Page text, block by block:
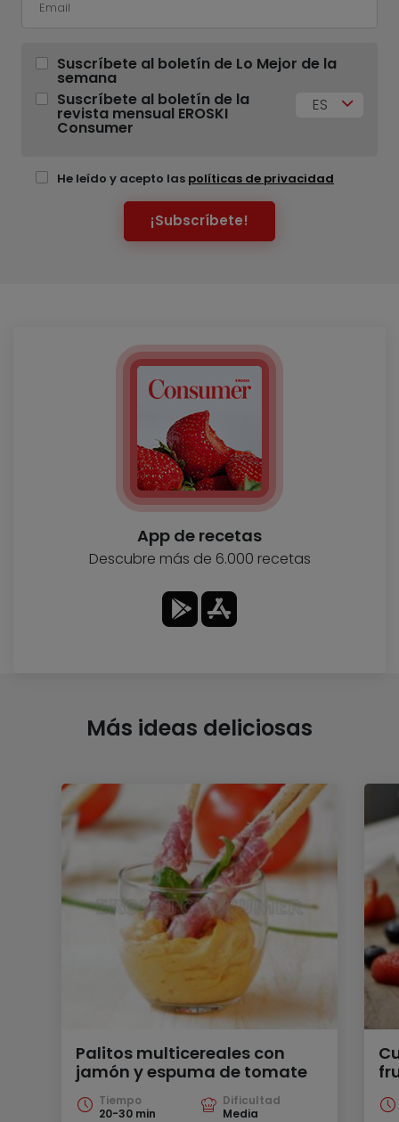
Suscríbete al boletín de Lo Mejor de la
semana
Suscríbete al boletín de la
revista mensual EROSKI
Consumer
ES
He leído y acepto las políticas de privacidad
¡Subscríbete!
App de recetas
Descubre más de 6.000 recetas
Más ideas deliciosas
Palitos multicereales con
jamón y espuma de tomate
Tiempo
20-30 min
Dificultad
Media